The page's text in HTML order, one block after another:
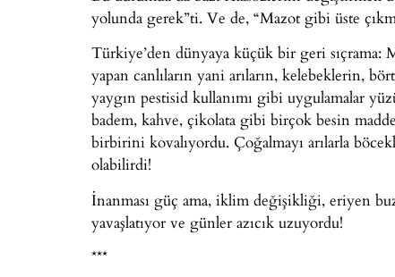
yolunda gerek”ti. Ve de, “Mazot gibi üste
Türkiye’den dünyaya küçük bir geri sıçrama:
yapan canlıların yani arıların, kelebeklerin,
yaygın pestisid kullanımı gibi uygulamalar
badem, kahve, çikolata gibi birçok besin
birbirini kovalıyordu. Çoğalmayı arılarla
olabilirdi!
İnanması güç ama, iklim değişikliği, eriyen
yavaşlatıyor ve günler azıcık uzuyordu!
***